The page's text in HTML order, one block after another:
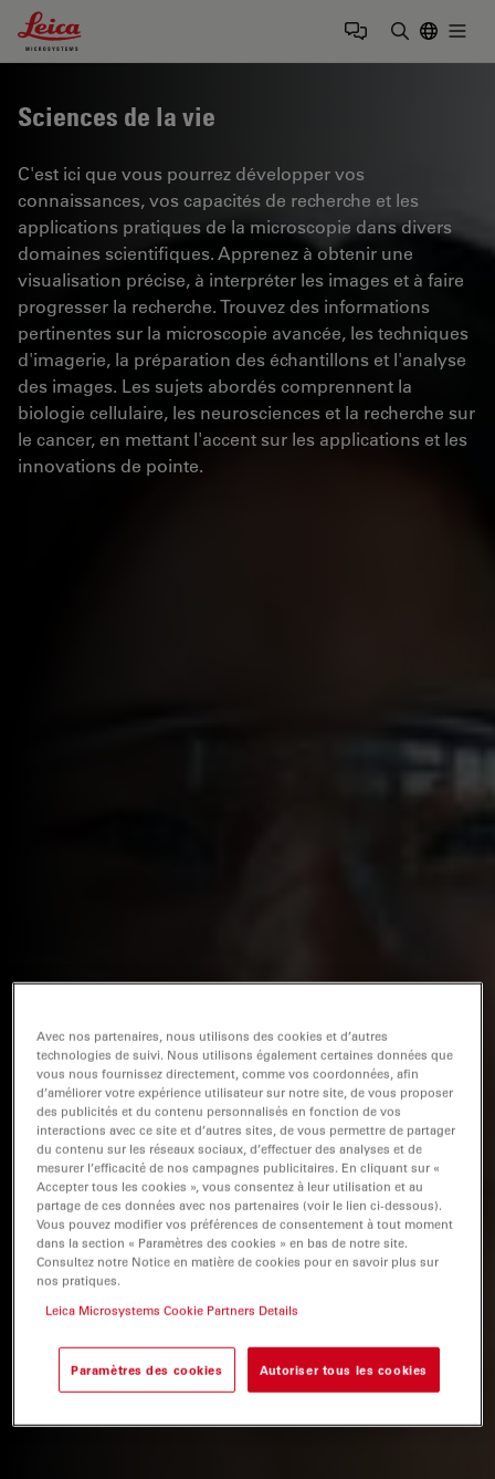
Leica Microsystems Logo
Sciences de la vie
C'est ici que vous pourrez développer vos
connaissances, vos capacités de recherche et les
applications pratiques de la microscopie dans divers
domaines scientifiques. Apprenez à obtenir une
visualisation précise, à interpréter les images et à faire
progresser la recherche. Trouvez des informations
pertinentes sur la microscopie avancée, les techniques
d'imagerie, la préparation des échantillons et l'analyse
des images. Les sujets abordés comprennent la
biologie cellulaire, les neurosciences et la recherche sur
le cancer, en mettant l'accent sur les applications et les
innovations de pointe.
Avec nos partenaires, nous utilisons des cookies et d’autres
technologies de suivi. Nous utilisons également certaines données que
vous nous fournissez directement, comme vos coordonnées, afin
d’améliorer votre expérience utilisateur sur notre site, de vous proposer
des publicités et du contenu personnalisés en fonction de vos
interactions avec ce site et d’autres sites, de vous permettre de partager
du contenu sur les réseaux sociaux, d’effectuer des analyses et de
mesurer l’efficacité de nos campagnes publicitaires. En cliquant sur «
Accepter tous les cookies », vous consentez à leur utilisation et au
partage de ces données avec nos partenaires (voir le lien ci-dessous).
Vous pouvez modifier vos préférences de consentement à tout moment
dans la section « Paramètres des cookies » en bas de notre site.
Consultez notre Notice en matière de cookies pour en savoir plus sur
nos pratiques.
Leica Microsystems Cookie Partners Details
Paramètres des cookies Autoriser tous les cookies